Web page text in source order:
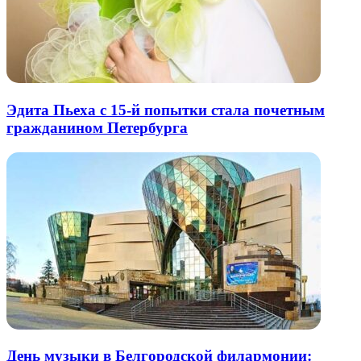
Эдита Пьеха с 15-й попытки стала почетным
гражданином Петербурга
День музыки в Белгородской филармонии: